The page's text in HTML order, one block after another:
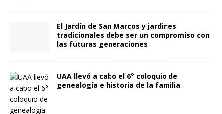
El Jardín de San Marcos y jardines
tradicionales debe ser un compromiso con
las futuras generaciones
UAA llevó a cabo el 6° coloquio de
genealogía e historia de la familia